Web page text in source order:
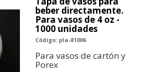
beber directamente.
Para vasos de 4 oz -
1000 unidades
Código: pla-81006
Para vasos de cartón y
Porex